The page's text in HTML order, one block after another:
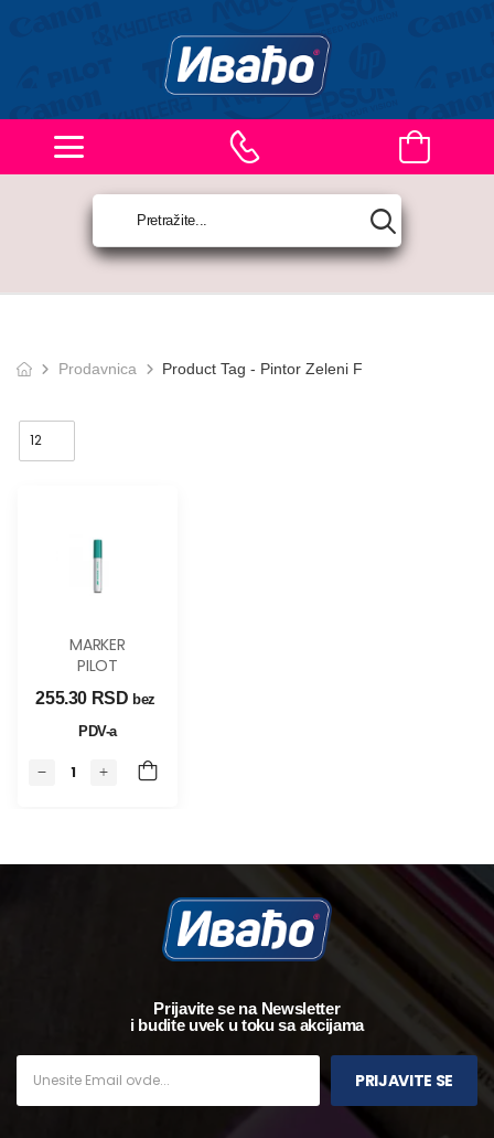
Prodavnica Product Tag - Pintor Zeleni F
MARKER
PILOT
PINTOR
ZELENI F
255.30 RSD bez
PDV-a
Prijavite se na Newsletter
i budite uvek u toku sa akcijama
PRIJAVITE SE